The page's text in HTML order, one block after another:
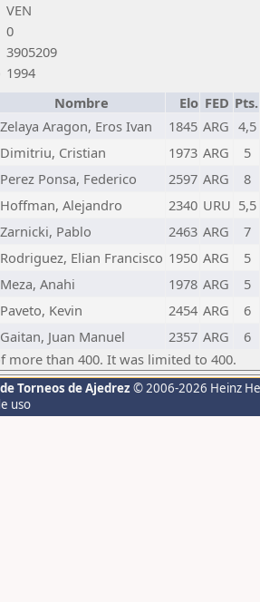
VEN
0
3905209
1994
Nombre Elo FED Pts.
Zelaya Aragon, Eros Ivan 1845 ARG 4,5
Dimitriu, Cristian 1973 ARG
5
Perez Ponsa, Federico 2597 ARG
8
Hoffman, Alejandro 2340 URU 5,5
Zarnicki, Pablo 2463 ARG
7
Rodriguez, Elian Francisco 1950 ARG
5
Meza, Anahi 1978 ARG
5
Paveto, Kevin 2454 ARG
6
Gaitan, Juan Manuel 2357 ARG
6
more than 400. It was limited to 400.
Torneos de Ajedrez © 2006-2026 Heinz
uso